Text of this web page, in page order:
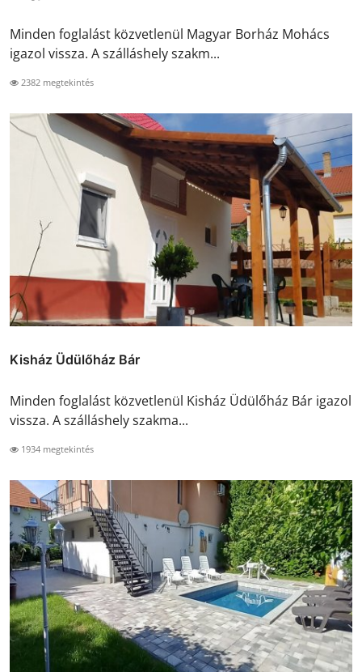
Minden foglalást közvetlenül Magyar Borház Mohács
igazol vissza. A szálláshely szakm...
2382 megtekintés
Kisház Üdülőház Bár
Minden foglalást közvetlenül Kisház Üdülőház Bár igazol
vissza. A szálláshely szakma...
1934 megtekintés